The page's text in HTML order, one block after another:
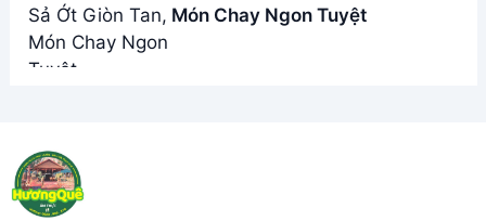
Món Chay Ngon Tuyệt